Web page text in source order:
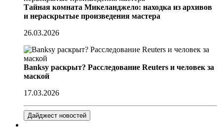
Тайная комната Микеланджело: находка из архивов
и нераскрытые произведения мастера
26.03.2026
Banksy раскрыт? Расследование Reuters и человек за
маской
17.03.2026
Дайджест новостей